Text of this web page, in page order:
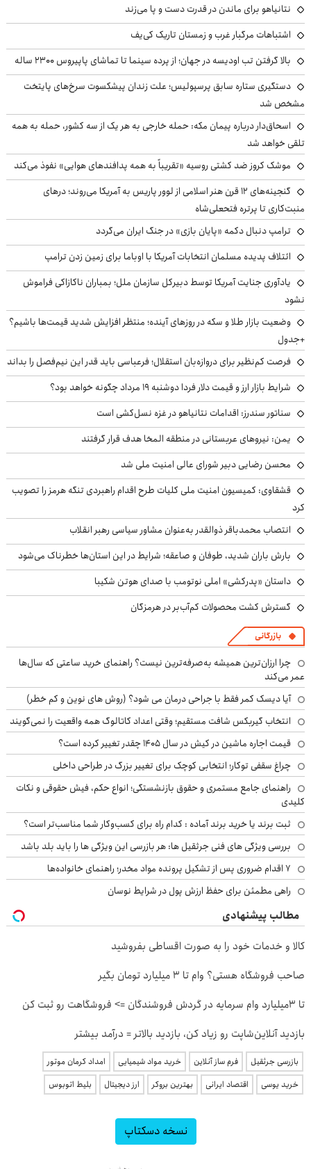
نتانیاهو برای ماندن در قدرت دست و پا می‌زند
اشتباهات مرگبار غرب و زمستان تاریک کی‌یف
بالا گرفتن تب اودیسه در جهان؛ از پرده سینما تا تماشای پاپیروس ۲۳۰۰ ساله
دستگیری ستاره سابق پرسپولیس؛ علت زندان پیشکسوت سرخ‌های پایتخت
مشخص شد
اسحاق‌دار درباره پیمان مکه: حمله خارجی به هر یک از سه کشور، حمله به همه
تلقی خواهد شد
موشک کروز ضد کشتی روسیه «تقریباً به همه پدافندهای هوایی» نفوذ می‌کند
گنجینه‌های ۱۲ قرن هنر اسلامی از لوور پاریس به آمریکا می‌روند؛ درهای
منبت‌کاری تا پرتره فتحعلی‌شاه
ترامپ دنبال دکمه «پایان بازی» در جنگ ایران می‌گردد
ائتلاف پدیده مسلمان انتخابات آمریکا با اوباما برای زمین زدن ترامپ
یادآوری جنایت آمریکا توسط دبیرکل سازمان ملل؛ بمباران ناکازاکی فراموش
نشود
وضعیت بازار طلا و سکه در روزهای آینده؛ منتظر افزایش شدید قیمت‌ها باشیم؟
+جدول
فرصت کم‌نظیر برای دروازه‌بان استقلال؛ فرعباسی باید قدر این نیم‌فصل را بداند
شرایط بازار ارز و قیمت دلار فردا دوشنبه ۱۹ مرداد چگونه خواهد بود؟
سناتور سندرز: اقدامات نتانیاهو در غزه نسل‌کشی است
یمن: نیروهای عربستانی در منطقه المخا هدف قرار گرفتند
محسن رضایی دبیر شورای عالی امنیت ملی شد
قشقاوی: کمیسیون امنیت ملی کلیات طرح اقدام راهبردی تنگه هرمز را تصویب
کرد
انتصاب محمدباقر ذوالقدر به‌عنوان مشاور سیاسی رهبر انقلاب
بارش باران شدید، طوفان و صاعقه؛ شرایط در این استان‌ها خطرناک می‌شود
داستان «پدرکشی» املی نوتومب با صدای هوتن شکیبا
گسترش کشت محصولات کم‌آب‌بر در هرمزگان
بازرگانی
چرا ارزان‌ترین همیشه به‌صرفه‌ترین نیست؟ راهنمای خرید ساعتی که سال‌ها
عمر می‌کند
آیا دیسک کمر فقط با جراحی درمان می شود؟ (روش های نوین و کم خطر)
انتخاب گیربکس شافت مستقیم؛ وقتی اعداد کاتالوگ همه واقعیت را نمی‌گویند
قیمت اجاره ماشین در کیش در سال ۱۴۰۵ چقدر تغییر کرده است؟
چراغ سقفی توکار؛ انتخابی کوچک برای تغییر بزرگ در طراحی داخلی
راهنمای جامع مستمری و حقوق بازنشستگی؛ انواع حکم، فیش حقوقی و نکات
کلیدی
ثبت برند یا خرید برند آماده : کدام راه برای کسب‌وکار شما مناسب‌تر است؟
بررسی ویژگی های فنی جرثقیل ها: هر بازرسی این ویژگی ها را باید بلد باشد
۷ اقدام ضروری پس از تشکیل پرونده مواد مخدر؛ راهنمای خانواده‌ها
راهی مطمئن برای حفظ ارزش پول در شرایط نوسان
مطالب پیشنهادی
کالا و خدمات خود را به صورت اقساطی بفروشید
صاحب فروشگاه هستی؟ وام تا ۳ میلیارد تومان بگیر
تا 3میلیارد وام سرمایه در گردش فروشندگان => فروشگاهت رو ثبت کن
بازدید آنلاین‌شاپت رو زیاد کن، بازدید بالاتر = درآمد بیشتر
بازرسی جرثقیل فرم ساز آنلاین خرید مواد شیمیایی
امداد کرمان موتور
خرید یوسی
اقتصاد ایرانی بهترین بروکر ارز دیجیتال بلیط اتوبوس
نسخه دسکتاپ